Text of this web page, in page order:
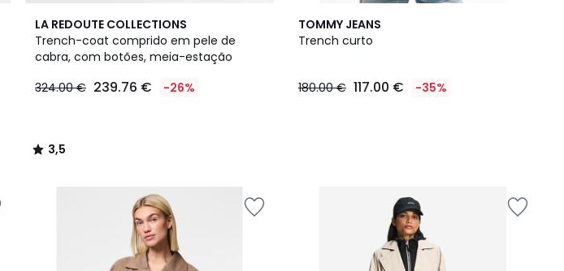
LA REDOUTE COLLECTIONS
Trench-coat comprido em pele de
cabra, com botões, meia-estação
324.00 € 239.76 € -26%
3,5
/ 5
3,5
/
TOMMY JEANS
Trench curto
180.00 € 117.00 € -35%